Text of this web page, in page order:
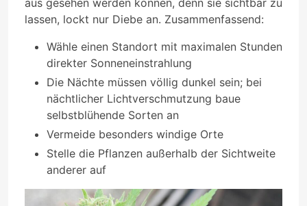
aus gesehen werden können, denn sie sichtbar zu
lassen, lockt nur Diebe an. Zusammenfassend:
Wähle einen Standort mit maximalen Stunden
direkter Sonneneinstrahlung
Die Nächte müssen völlig dunkel sein; bei
nächtlicher Lichtverschmutzung baue
selbstblühende Sorten an
Vermeide besonders windige Orte
Stelle die Pflanzen außerhalb der Sichtweite
anderer auf